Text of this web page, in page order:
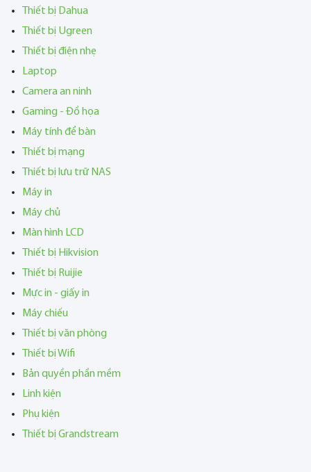
Thiết bị Dahua
Thiết bị Ugreen
Thiết bị điện nhẹ
Laptop
Camera an ninh
Gaming - Đồ họa
Máy tính để bàn
Thiết bị mạng
Thiết bị lưu trữ NAS
Máy in
Máy chủ
Màn hình LCD
Thiết bị Hikvision
Thiết bị Ruijie
Mực in - giấy in
Máy chiếu
Thiết bị văn phòng
Thiết bị Wifi
Bản quyền phần mềm
Linh kiện
Phụ kiện
Thiết bị Grandstream